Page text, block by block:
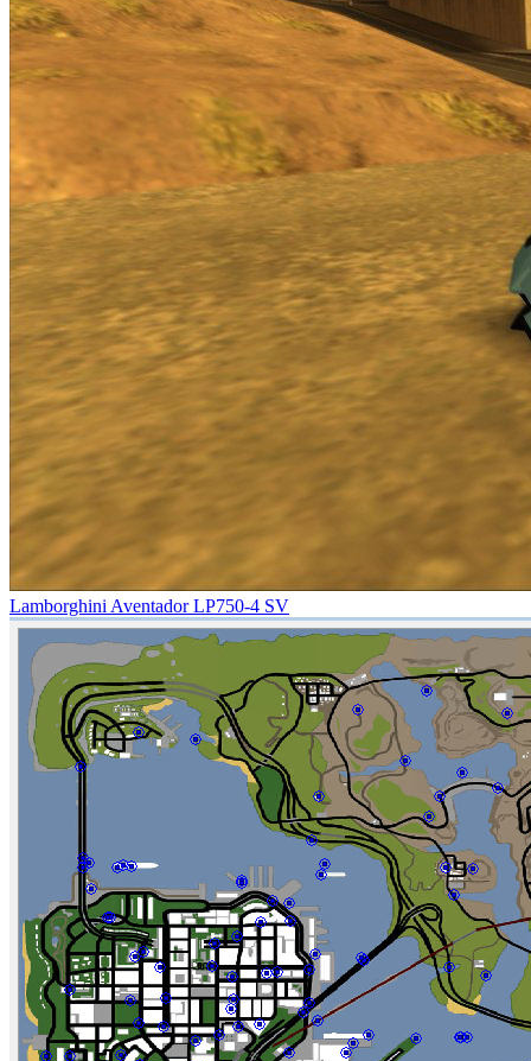
Lamborghini Aventador LP750-4 SV